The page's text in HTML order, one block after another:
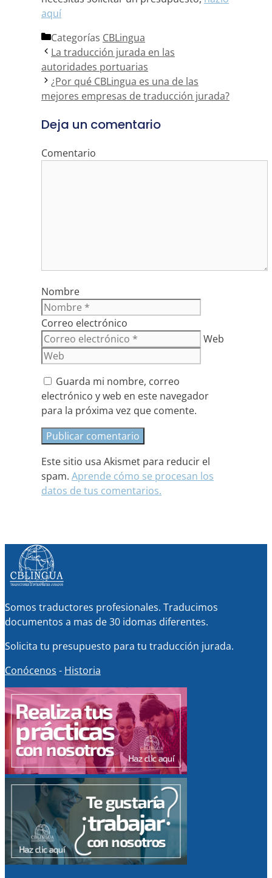
aquí
Categorías CBLingua
La traducción jurada en las
autoridades portuarias
¿Por qué CBLingua es una de las
mejores empresas de traducción jurada?
Deja un comentario
Comentario
Nombre
Correo electrónico
Web
Guarda mi nombre, correo
electrónico y web en este navegador
para la próxima vez que comente.
Este sitio usa Akismet para reducir el
spam. Aprende cómo se procesan los
datos de tus comentarios.
Somos traductores profesionales. Traducimos
documentos a mas de 30 idomas diferentes.
Solicita tu presupuesto para tu traducción jurada.
Conócenos - Historia